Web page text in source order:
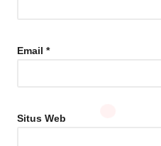
Email *
Situs Web